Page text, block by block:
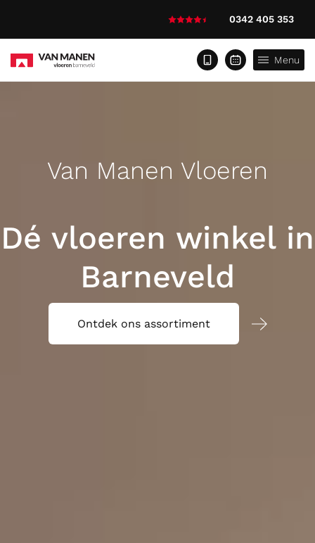
0342 405 353
Menu
Van Manen Vloeren
1.500m²
woonbeleving
Ontdek ons assortiment